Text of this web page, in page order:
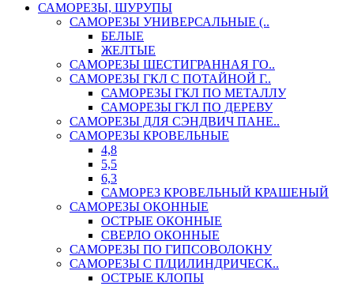
САМОРЕЗЫ, ШУРУПЫ
САМОРЕЗЫ УНИВЕРСАЛЬНЫЕ (..
БЕЛЫЕ
ЖЕЛТЫЕ
САМОРЕЗЫ ШЕСТИГРАННАЯ ГО..
САМОРЕЗЫ ГКЛ С ПОТАЙНОЙ Г..
САМОРЕЗЫ ГКЛ ПО МЕТАЛЛУ
САМОРЕЗЫ ГКЛ ПО ДЕРЕВУ
САМОРЕЗЫ ДЛЯ СЭНДВИЧ ПАНЕ..
САМОРЕЗЫ КРОВЕЛЬНЫЕ
4,8
5,5
6,3
САМОРЕЗ КРОВЕЛЬНЫЙ КРАШЕНЫЙ
САМОРЕЗЫ ОКОННЫЕ
ОСТРЫЕ ОКОННЫЕ
СВЕРЛО ОКОННЫЕ
САМОРЕЗЫ ПО ГИПСОВОЛОКНУ
САМОРЕЗЫ С П/ЦИЛИНДРИЧЕСК..
ОСТРЫЕ КЛОПЫ